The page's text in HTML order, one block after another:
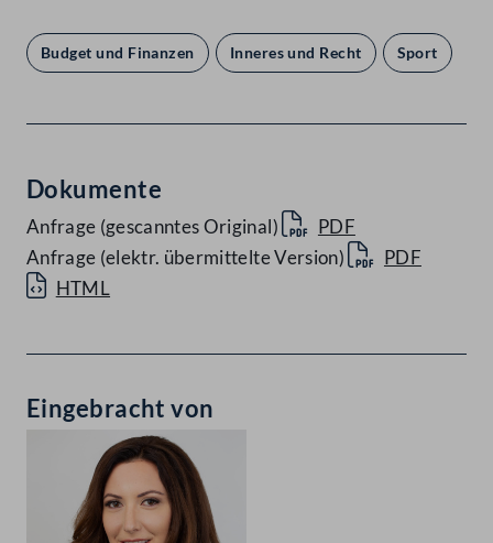
Budget und Finanzen Inneres und Recht Sport
Dokumente
Anfrage (gescanntes Original)
PDF
Anfrage (elektr. übermittelte Version)
PDF
HTML
Eingebracht von